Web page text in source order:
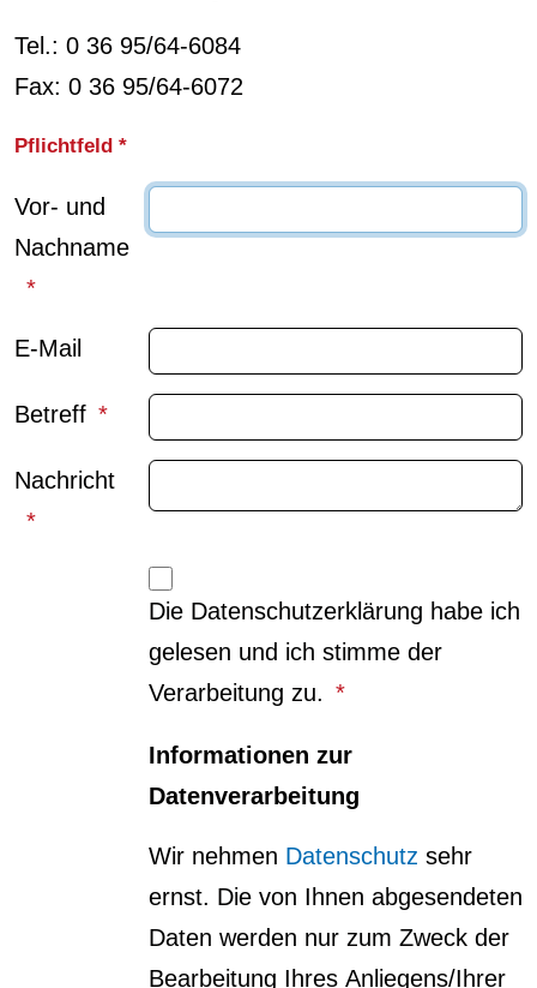
Tel.: 0 36 95/64-6084
Fax: 0 36 95/64-6072
Pflichtfeld *
Vor- und
Nachname
E-Mail
Betreff
Nachricht
Die Datenschutzerklärung habe ich
gelesen und ich stimme der
Verarbeitung zu.
Informationen zur
Datenverarbeitung
Wir nehmen Datenschutz sehr
ernst. Die von Ihnen abgesendeten
Daten werden nur zum Zweck der
Bearbeitung Ihres Anliegens/Ihrer